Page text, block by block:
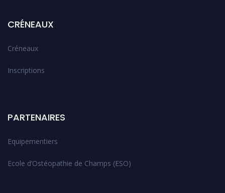
CRÉNEAUX
Créneaux
Inscriptions
PARTENAIRES
Equipementiers
Ecole d’Ostéopathie de Champs (ESO)